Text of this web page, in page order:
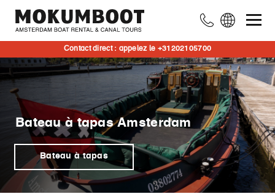
Contact direct : appelez le +31202105700
Bateau à tapas Amsterdam
Bateau à tapas